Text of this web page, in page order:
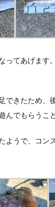
ってあげます
できたため、
んでもらうこ
ようで、コン